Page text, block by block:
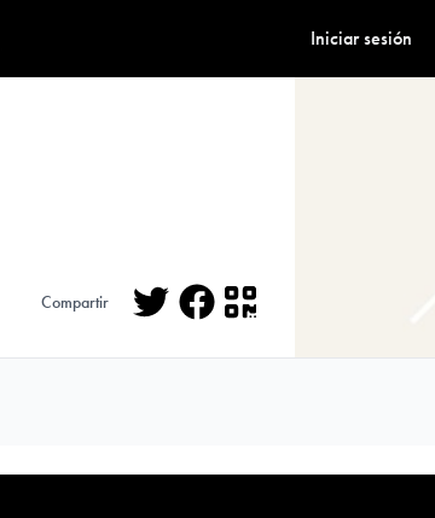
Iniciar sesión
Compartir